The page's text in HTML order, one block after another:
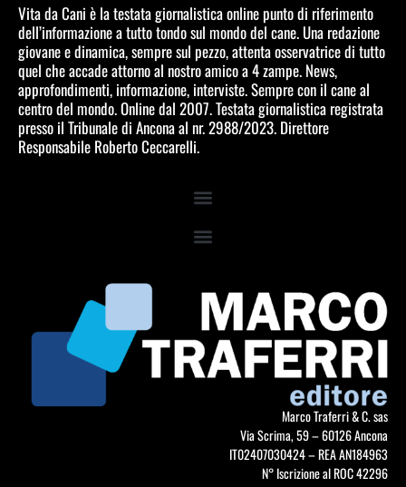
Vita da Cani è la testata giornalistica online punto di riferimento
dell’informazione a tutto tondo sul mondo del cane. Una redazione
giovane e dinamica, sempre sul pezzo, attenta osservatrice di tutto
quel che accade attorno al nostro amico a 4 zampe. News,
approfondimenti, informazione, interviste. Sempre con il cane al
centro del mondo. Online dal 2007. Testata giornalistica registrata
presso il Tribunale di Ancona al nr. 2988/2023. Direttore
Responsabile Roberto Ceccarelli.
Marco Traferri & C. sas
Via Scrima, 59 – 60126 Ancona
IT02407030424 – REA AN184963
N° Iscrizione al ROC 42296